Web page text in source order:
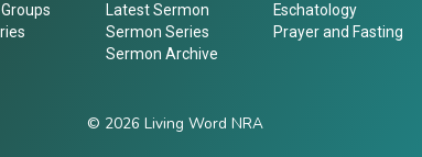
Latest Sermon
Sermon Series
Sermon Archive
Eschatology
Prayer and Fasting
© 2026 Living Word NRA